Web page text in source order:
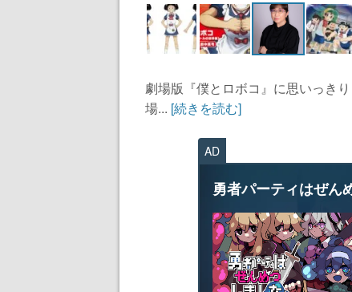
劇場版『僕とロボコ』に思いっき
場... [続きを読む]
AD
勇者パーティはぜん